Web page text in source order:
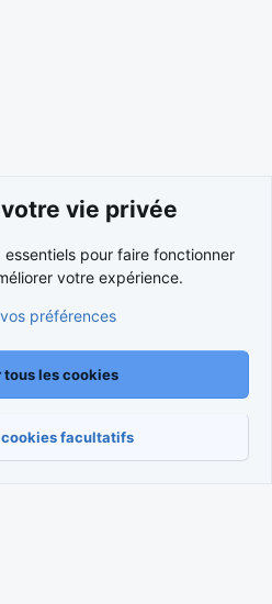
règlement
S
© 2010-2026 XenForo Ltd.
|Media embeds via s9e/MediaSites
vie privée
essentiels pour faire fonctionner
votre expérience.
préférences
les cookies
cookies facultatifs